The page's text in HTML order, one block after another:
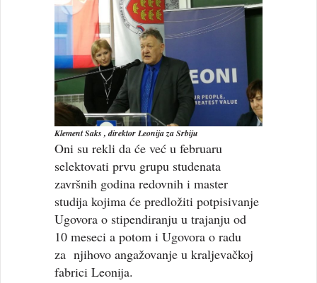
Klement Saks , direktor Leonija za Srbiju
Oni su rekli da će već u februaru
selektovati prvu grupu studenata
završnih godina redovnih i master
studija kojima će predložiti potpisivanje
Ugovora o stipendiranju u trajanju od
10 meseci a potom i Ugovora o radu
za njihovo angažovanje u kraljevačkoj
fabrici Leonija.